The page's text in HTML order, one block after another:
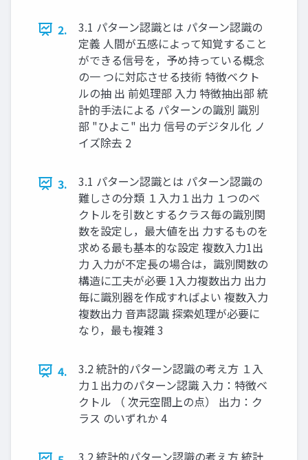
2.
3.1 パターン認識とは パターン認識の
定義 人間が五感によって知覚すること
ができる信号を，予め持っている概念
の一 つに対応させる技術 特徴ベクト
ルの抽 出 前処理部 入力 特徴抽出部 統
計的手法による パターンの識別 識別
部 "ひよこ" 出力 信号のデジタル化 ノ
イズ除去 2
3.
3.1 パターン認識とは パターン認識の
難しさの分類 １入力１出力 １つのベ
クトルを引数とするクラス毎の識別関
数を設定し，最大値を出 力するものを
求める最も基本的な設定 複数入力1出
力 入力が不定長の場合は，識別関数の
構造に工夫が必要 1入力複数出力 出力
毎に識別器を作成すればよい 複数入力
複数出力 音声認識 探索処理が必要に
なり，最も複雑 3
4.
3.2 統計的パターン認識の考え方 １入
力１出力のパターン認識 入力：特徴ベ
クトル （ 次元空間上の点） 出力：ク
ラス のいずれか 4
3.2 統計的パターン認識の考え方 統計